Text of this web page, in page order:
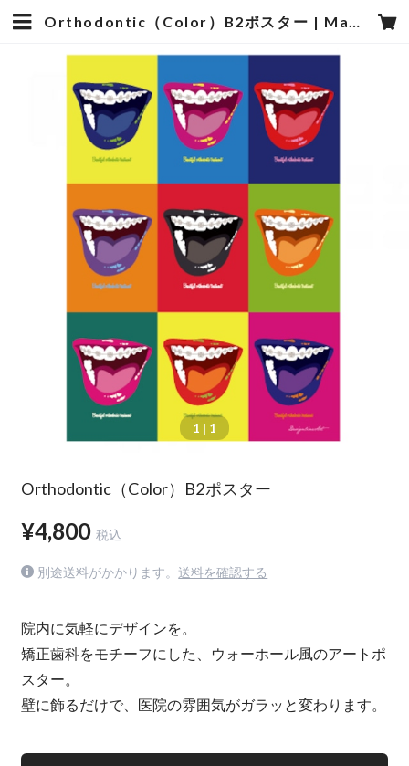
Orthodontic（Color）B2ポスター | Mam's 医院向け・歯科医院向けのデザイン雑貨の販売
1 | 1
Orthodontic（Color）B2ポスター
¥4,800 税込
別途送料がかかります。 送料を確認する
院内に気軽にデザインを。
矯正歯科をモチーフにした、ウォーホール風のアートポ
スター。
壁に飾るだけで、医院の雰囲気がガラッと変わります。